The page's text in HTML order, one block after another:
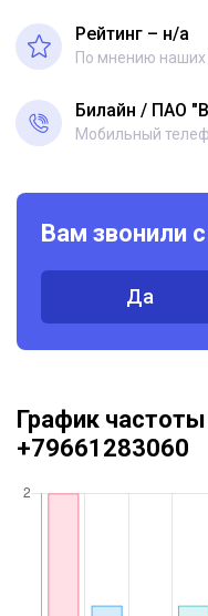
Рейтинг – н/a
По мнению наших
Билайн ПАО
Мобильный
Вам звонили
Да
График
+79661283060